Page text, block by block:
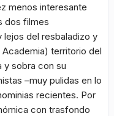
menos interesante
dos filmes
lejos del resbaladizo y
territorio del
y sobra con su
–muy pulidas en lo
recientes. Por
con trasfondo